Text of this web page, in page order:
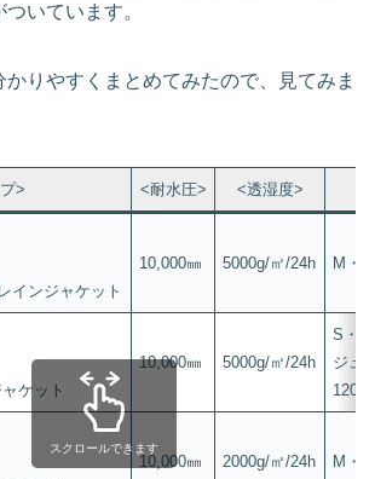
いています。
りやすくまとめてみたので、見てみま
> <耐水圧> <透湿度>
インジャケット
10,000㎜ 5000g/㎡/24h M・L
ケット
10,000㎜ 5000g/㎡/24h
S・
ジュ
120-
10,000㎜ 2000g/㎡/24h M・L
スクロールできます